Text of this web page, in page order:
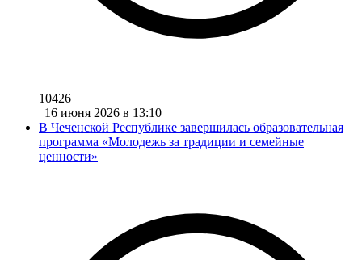
10426
| 16 июня 2026 в 13:10
В Чеченской Республике завершилась образовательная
программа «Молодежь за традиции и семейные
ценности»